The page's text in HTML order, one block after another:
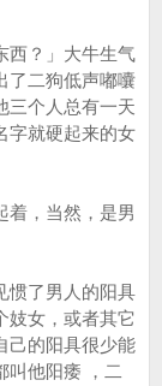
？」大牛生气
了二狗低声嘟囔
三个人总有一天
字就硬起来的女
，当然，是男
了男人的阳具
妓女，或者其它
己的阳具很少能
叫他阳痿 ，二